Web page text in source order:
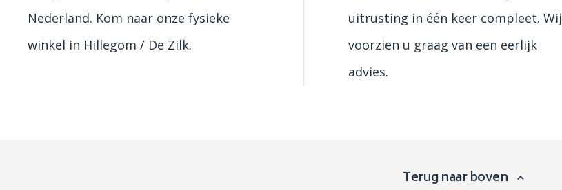
Nederland. Kom naar onze fysieke
winkel in Hillegom / De Zilk.
uitrusting in één keer compleet. Wij
voorzien u graag van een eerlijk
advies.
Terug naar boven